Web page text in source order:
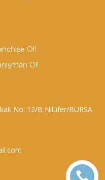
Ol!
Ol!
No: 12/B Nilüfer/BURSA